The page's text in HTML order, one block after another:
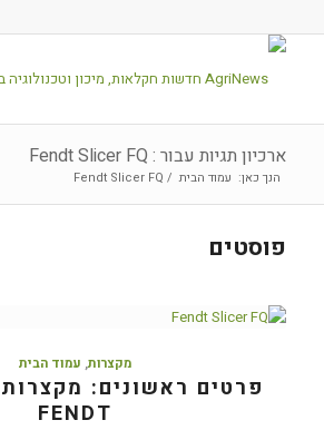
ארכיון תגיות עבור : Fendt Slicer FQ
הנך כאן: עמוד הבית /
Fendt Slicer FQ
פוסטים
מקצרות, עמוד הבית
פרטים ראשונים:
FENDT